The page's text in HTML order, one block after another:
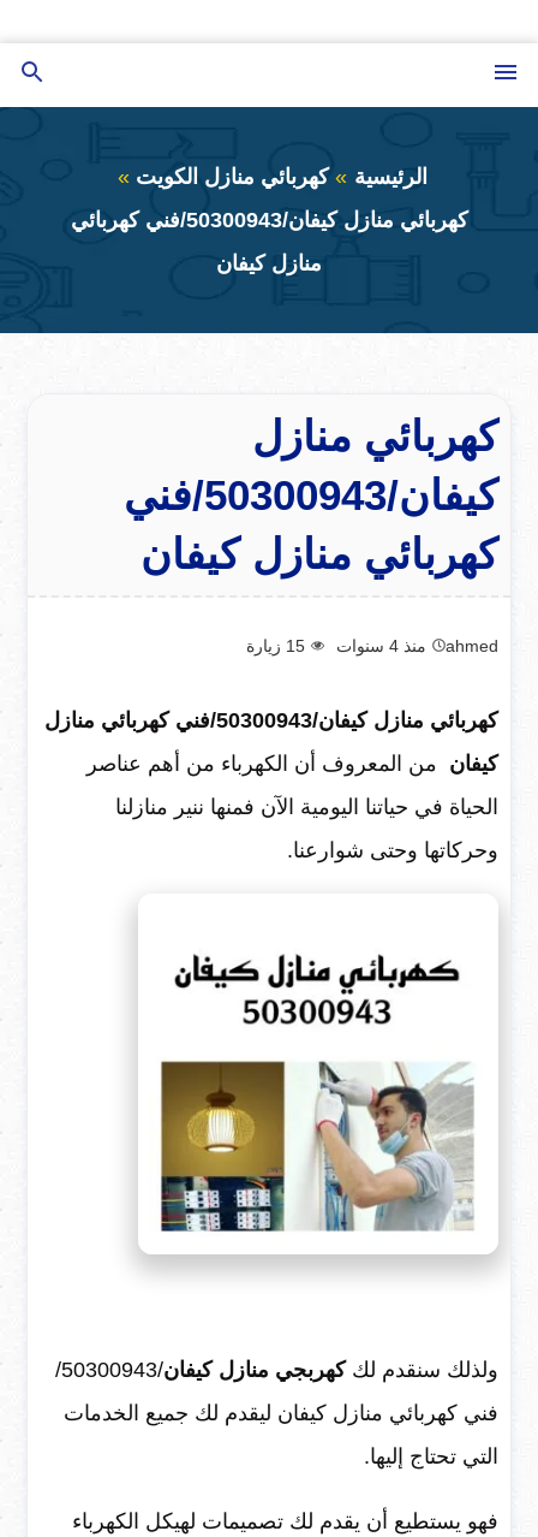
إلى
المحتوى
الرئيسية
كهربائي منازل الكويت
كهربائي منازل كيفان/50300943/فني كهربائي
منازل كيفان
كهربائي منازل
كيفان/50300943/فني
كهربائي منازل كيفان
ahmed منذ 4 سنوات 15 زيارة
كهربائي منازل كيفان/50300943/فني كهربائي منازل
كيفان من المعروف أن الكهرباء من أهم عناصر
الحياة في حياتنا اليومية الآن فمنها ننير منازلنا
وحركاتها وحتى شوارعنا.
ولذلك سنقدم لككهربجي منازل كيفان
/50300943/
فني كهربائي منازل كيفان ليقدم لك جميع الخدمات
التي تحتاج إليها.
فهو يستطيع أن يقدم لك تصميمات لهيكل الكهرباء